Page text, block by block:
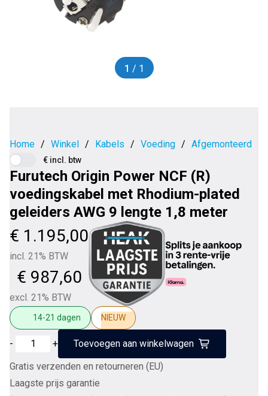
1 / 1
Home / Winkel / Kabels / Voeding / Afgemonteerd
€ incl. btw
Furutech Origin Power NCF (R)
voedingskabel met Rhodium-plated
geleiders AWG 9 lengte 1,8 meter
€ 1.195,00
incl. 21% BTW
€ 987,60
excl. 21% BTW
14-21 dagen NIEUW
Furutech
Origin
Power
NCF
- +
Toevoegen aan winkelwagen
Gratis verzenden en retourneren (EU)
Laagste prijs garantie